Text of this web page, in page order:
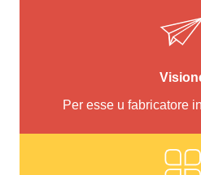
Per esse u fabricatore